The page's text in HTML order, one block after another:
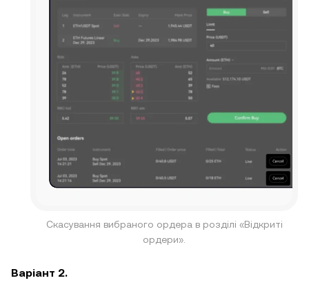
Скасування вибраного ордера в розділі «Відкриті
ордери».
Варіант 2.